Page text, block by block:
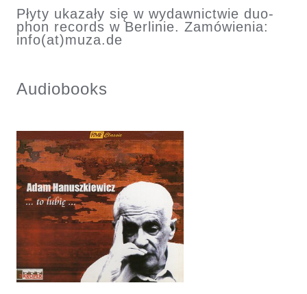
Płyty ukazały się w wydawnictwie duo-
phon records w Berlinie. Zamówienia:
info(at)muza.de
Audiobooks